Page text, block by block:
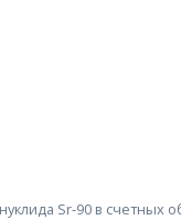
Sr-90 в счетных